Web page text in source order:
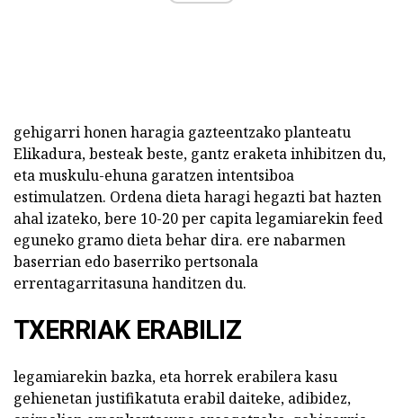
gehigarri honen haragia gazteentzako planteatu
Elikadura, besteak beste, gantz eraketa inhibitzen du,
eta muskulu-ehuna garatzen intentsiboa
estimulatzen. Ordena dieta haragi hegazti bat hazten
ahal izateko, bere 10-20 per capita legamiarekin feed
eguneko gramo dieta behar dira. ere nabarmen
baserrian edo baserriko pertsonala
errentagarritasuna handitzen du.
TXERRIAK ERABILIZ
legamiarekin bazka, eta horrek erabilera kasu
gehienetan justifikatuta erabil daiteke, adibidez,